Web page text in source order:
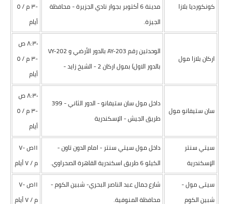
كونكورديا بلازا
مدينة 6 أكتوبر بجوار نادي الجزيرة - محافظة
الجيزة.
-٣ م / ٥
أيام
اركان بلازا مول
الوحدتين رقم AY-203 بالدور الأرضي و VY-202
بالدور الاول) بمول اركان 2 - الشيخ زايد -
٨:٣٠ ص
-٣ م / ٥
أيام
سان ستيفانو مول
داخل مول سان ستيفانو - الدور الثاني - 399
طريق الجيش - الإسكندرية
٨:٣٠ ص
-٣ م / ٥
أيام
سيتي سنتر
الإسكندرية
داخل مول سيتي سنتر - امام الدون تاون -
الكيلو 6 طريق اسكندرية القاهرة الصحراوي.
١١ص -۷
م / ۷ أيام
سيتى مول -
شبين الكوم
شارع جمال عبد الناصر البحري- شبين الكوم -
محافظة المنوفية.
١١ص -۷
م / ۷ أيام